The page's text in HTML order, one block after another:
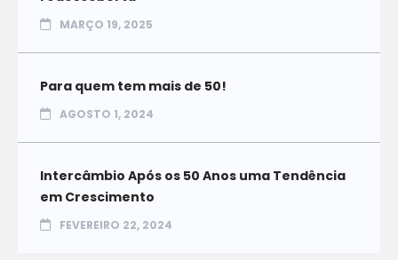
MARÇO 19, 2025
Para quem tem mais de 50!
AGOSTO 1, 2024
Intercâmbio Após os 50 Anos uma Tendência
em Crescimento
FEVEREIRO 22, 2024